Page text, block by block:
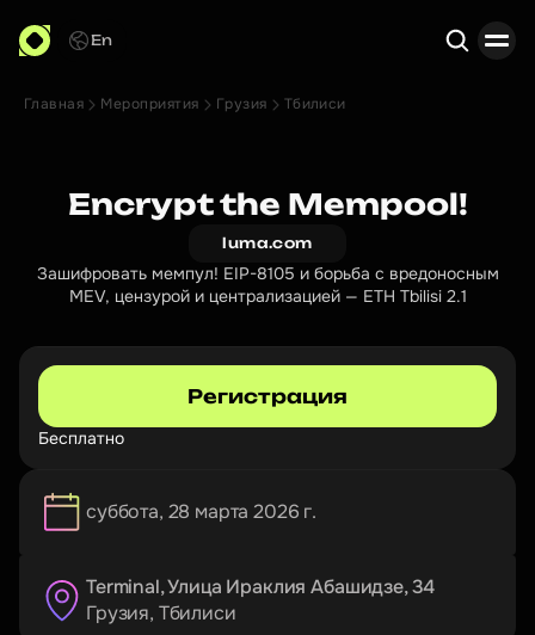
En
Главная Мероприятия Грузия Тбилиси
Encrypt the Mempool!
luma.com
Зашифровать мемпул! EIP-8105 и борьба с вредоносным
MEV, цензурой и централизацией — ETH Tbilisi 2.1
Регистрация
Бесплатно
суббота, 28 марта 2026 г.
Terminal, Улица Ираклия Абашидзе, 34
Грузия, Тбилиси